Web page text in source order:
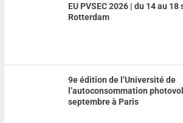
EU PVSEC 2026 | du 14 au
Rotterdam
9e édition de l’Université de
l’autoconsommation
septembre à Paris